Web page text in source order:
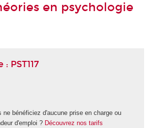
en psychologie
PST117
ne bénéficiez d'aucune prise en charge ou
d'emploi ? Découvrez nos tarifs